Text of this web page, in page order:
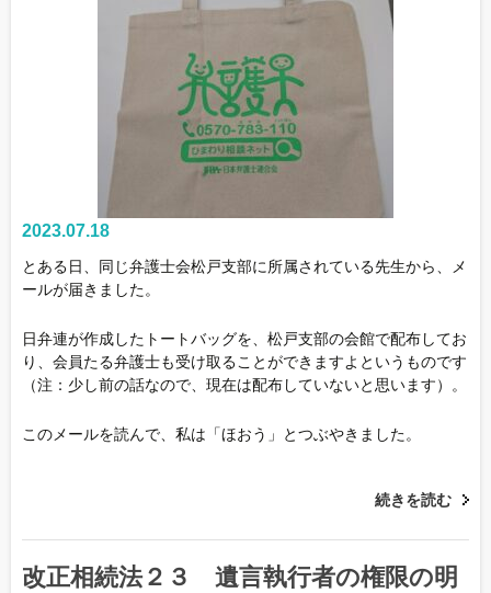
2023.07.18
とある日、同じ弁護士会松戸支部に所属されている先生から、メ
ールが届きました。
日弁連が作成したトートバッグを、松戸支部の会館で配布してお
り、会員たる弁護士も受け取ることができますよというものです
（注：少し前の話なので、現在は配布していないと思います）。
このメールを読んで、私は「ほおう」とつぶやきました。
続きを読む
改正相続法２３ 遺言執行者の権限の明